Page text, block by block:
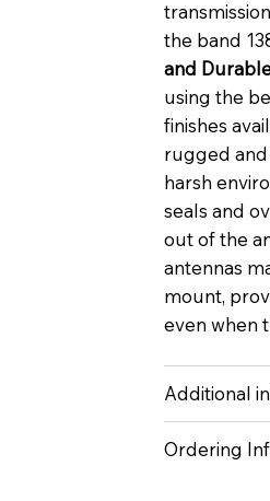
the band
and
using the
finishes
rugged
harsh
seals and
out of the
antennas
mount,
even when
Additional
Ordering